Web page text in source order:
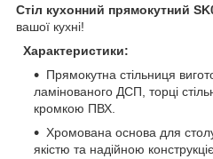
Стіл кухонний прямокутний
вашої кухні!
Характеристики:
Прямокутна стільниця
ламінованого ДСП, торці
кромкою ПВХ.
Хромована основа для
якістю та надійною